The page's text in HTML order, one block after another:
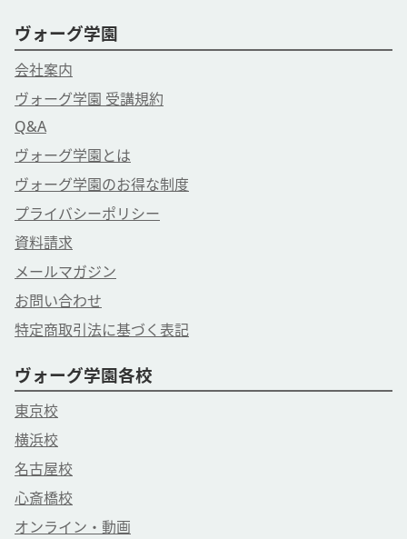
ヴォーグ学園
会社案内
ヴォーグ学園 受講規約
Q&A
ヴォーグ学園とは
ヴォーグ学園のお得な制度
プライバシーポリシー
資料請求
メールマガジン
お問い合わせ
特定商取引法に基づく表記
ヴォーグ学園各校
東京校
横浜校
名古屋校
心斎橋校
オンライン・動画